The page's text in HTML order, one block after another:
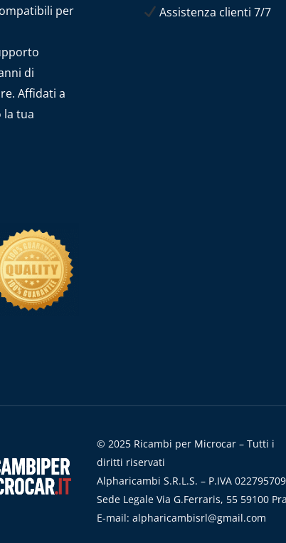
per
di
Affidati a
la tua
Assistenza clienti 7/7
© 2025 Ricambi per Microcar – Tutti i
diritti riservati
Alpharicambi S.R.L.S. – P.IVA
Sede Legale Via G.Ferraris, 55 59100
E-mail: alpharicambisrl@gmail.com